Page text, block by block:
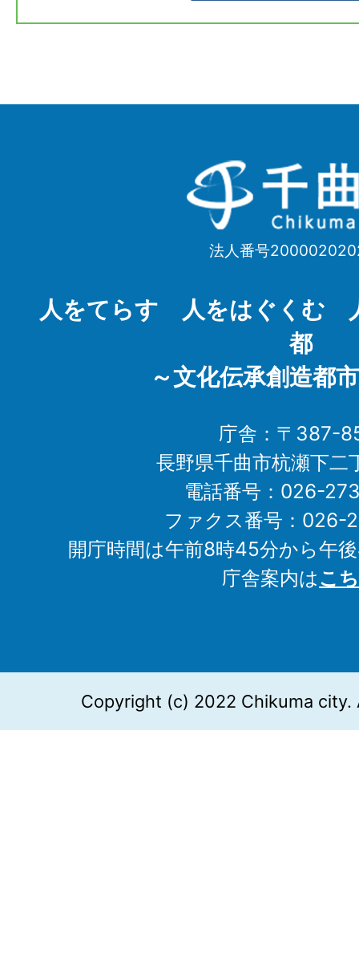
千
曲
Chikuma
法人番号
人をてらす 人をはぐくむ
都
～文化伝承創造都
庁舎：〒387-
長野県千曲市杭瀬下二
電話番号：026-
ファクス番号：026-
開庁時間は午前8時45分から午
庁舎案内はこ
Copyright (c) 2022 Chikuma city.